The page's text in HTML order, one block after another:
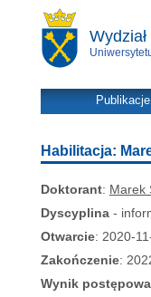
Publikacje
Habilitacja:
Doktorant: Marek
Dyscyplina -
Otwarcie: 2020-
Zakończenie:
Wynik